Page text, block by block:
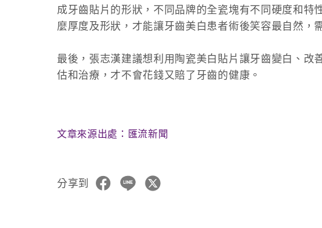
成牙齒貼片的形狀，不同品牌的全瓷塊有不同硬度和
麼厚度及形狀，才能讓牙齒美白患者術後笑容最自然，
最後，張志漢建議想利用陶瓷美白貼片讓牙齒變白、
估和治療，才不會花錢又賠了牙齒的健康。
文章來源出處：匯流新聞
分享到